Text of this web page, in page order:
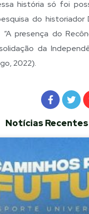
história só foi
do historiador
presença do
da
2022).
Notícias Recentes